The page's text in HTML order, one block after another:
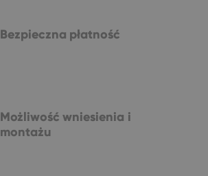
Bezpieczna płatność
Możliwość wniesienia i
montażu